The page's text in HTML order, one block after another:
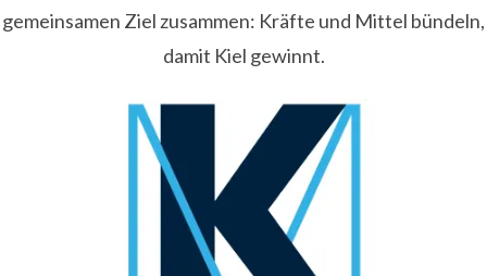
gemeinsamen Ziel zusammen: Kräfte und Mittel bündeln,
damit Kiel gewinnt.